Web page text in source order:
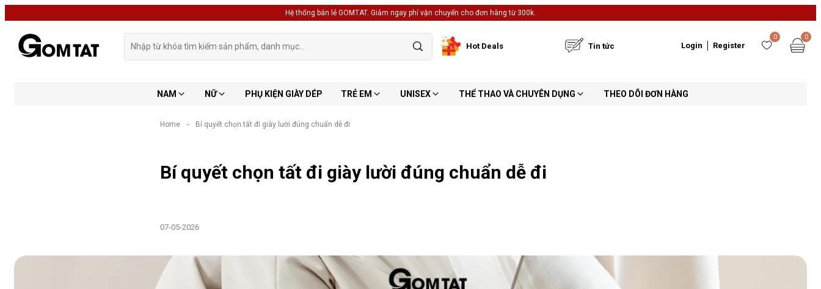
Hệ thống bán lẻ GOMTAT. Giảm ngay phí vận chuyển cho đơn hàng từ 300k.
Hot Deals Tin tức
0 0
NAM NỮ PHỤ KIỆN GIÀY DÉP TRẺ EM UNISEX THỂ THAO VÀ CHUYÊN DỤNG THEO DÕI ĐƠN HÀNG
Login Register
Home - Bí quyết chọn tất đi giày lười đúng chuẩn dễ đi
Bí quyết chọn tất đi giày lười đúng chuẩn dễ đi
07-05-2026